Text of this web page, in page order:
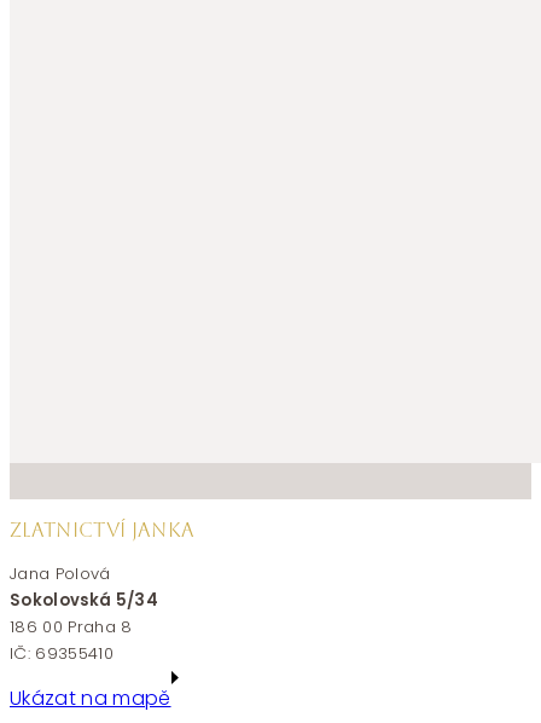
ZLATNICTVÍ JANKA
Jana Polová
Sokolovská 5/34
186 00 Praha 8
IČ: 69355410
Ukázat na mapě